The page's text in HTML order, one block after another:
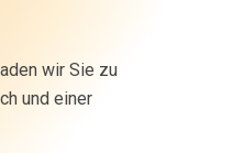
wir Sie zu
und einer